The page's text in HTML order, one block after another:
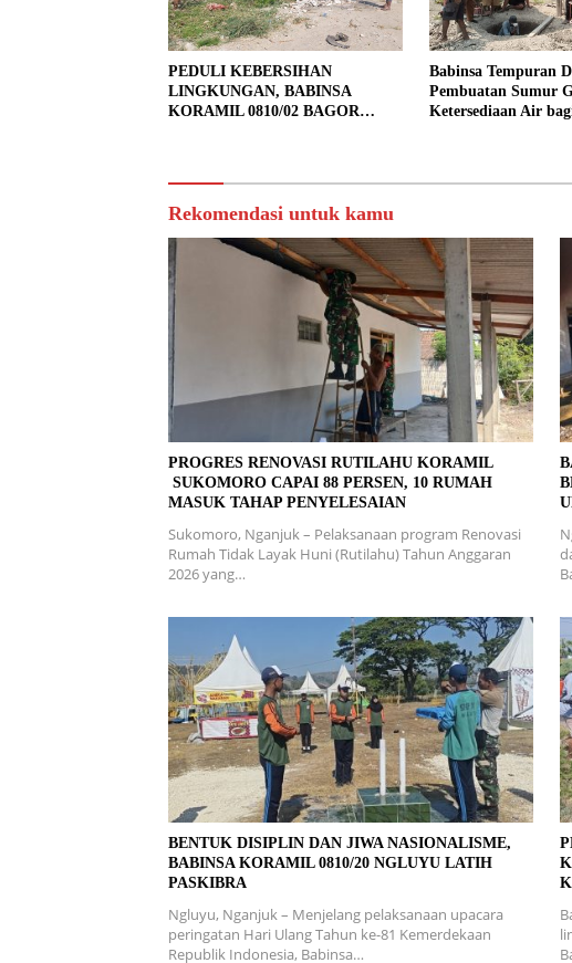
PEDULI KEBERSIHAN
LINGKUNGAN, BABINSA
KORAMIL 0810/02 BAGOR
Babinsa Tempuran
Pembuatan Sumur
Ketersediaan Air
Rekomendasi untuk kamu
PROGRES RENOVASI RUTILAHU KORAMIL
SUKOMORO CAPAI 88 PERSEN, 10 RUMAH
MASUK TAHAP PENYELESAIAN
Sukomoro, Nganjuk – Pelaksanaan program Renovasi
Rumah Tidak Layak Huni (Rutilahu) Tahun Anggaran
2026 yang…
BENTUK DISIPLIN DAN JIWA NASIONALISME,
BABINSA KORAMIL 0810/20 NGLUYU LATIH
PASKIBRA
Ngluyu, Nganjuk – Menjelang pelaksanaan upacara
peringatan Hari Ulang Tahun ke-81 Kemerdekaan
Republik Indonesia, Babinsa…